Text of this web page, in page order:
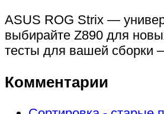
ASUS ROG Strix —
выбирайте Z890 для
тесты для вашей сборки
Комментарии